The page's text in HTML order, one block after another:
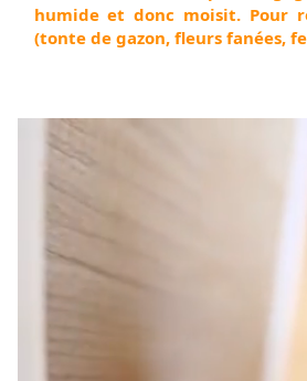
humide et donc moisit. Pour
(tonte de gazon, fleurs fanées,